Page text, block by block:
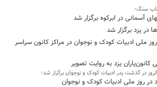
سنگ؛
آسمانی در ابرکوه برگزار شد
در یزد برگزار شد
ملی ادبیات کودک و نوجوان در مراکز کانون سراسر
کانون‌یاران یزد به روایت تصویر
در گذشت پدر ادبیات کودک و نوجوان برگزار شد؛
در روز ملی ادبیات کودک و نوجوان